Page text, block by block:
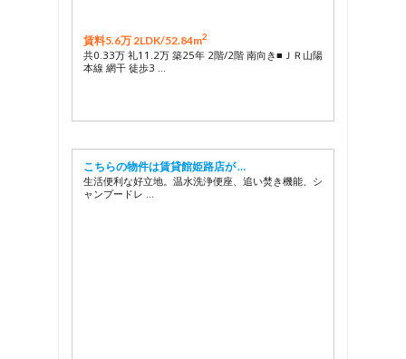
賃料5.6万 2LDK/52.84m2
共0.33万 礼11.2万 築25年 2階/2階 南向き■ＪＲ山陽
本線 網干 徒歩3 …
こちらの物件は賃貸館姫路店が …
生活便利な好立地。温水洗浄便座、追い焚き機能、シ
ャンプードレ …